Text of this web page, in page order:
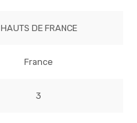
HAUTS DE FRANCE
France
3